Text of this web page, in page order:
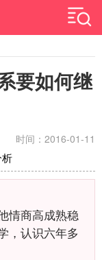
要如何继
时间：2016-01-11
情商高成熟稳
，认识六年多